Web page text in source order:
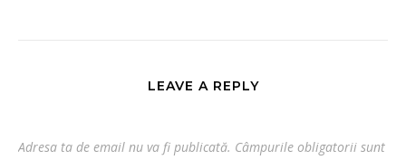
LEAVE A REPLY
Adresa ta de email nu va fi publicată. Câmpurile obligatorii sunt